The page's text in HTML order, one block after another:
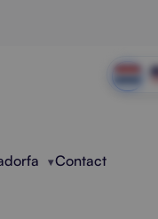
Contact